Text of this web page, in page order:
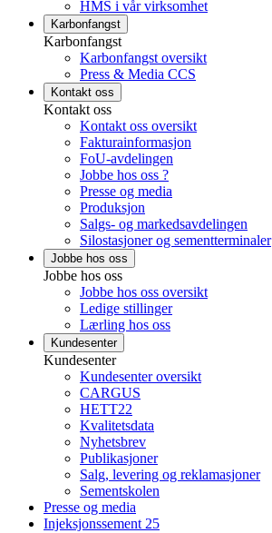
HMS i vår virksomhet
Karbonfangst
Karbonfangst
Karbonfangst oversikt
Press & Media CCS
Kontakt oss
Kontakt oss
Kontakt oss oversikt
Fakturainformasjon
FoU-avdelingen
Jobbe hos oss ?
Presse og media
Produksjon
Salgs- og markedsavdelingen
Silostasjoner og sementterminaler
Jobbe hos oss
Jobbe hos oss
Jobbe hos oss oversikt
Ledige stillinger
Lærling hos oss
Kundesenter
Kundesenter
Kundesenter oversikt
CARGUS
HETT22
Kvalitetsdata
Nyhetsbrev
Publikasjoner
Salg, levering og reklamasjoner
Sementskolen
Presse og media
Injeksjonssement 25